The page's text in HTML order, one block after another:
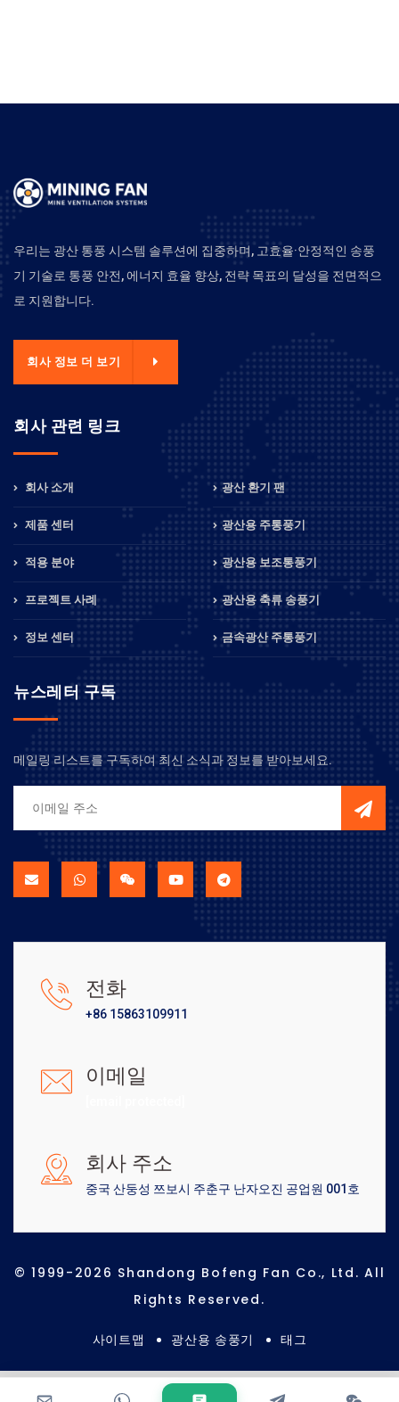
우리는 광산 통풍 시스템 솔루션에 집중하며, 고효율·안정적인 송풍
기 기술로 통풍 안전, 에너지 효율 향상, 전략 목표의 달성을 전면적으
로 지원합니다.
회사 정보 더 보기
회사 관련 링크
회사 소개
제품 센터
적용 분야
프로젝트 사례
정보 센터
광산 환기 팬
광산용 주통풍기
광산용 보조통풍기
광산용 축류 송풍기
금속광산 주통풍기
뉴스레터 구독
메일링 리스트를 구독하여 최신 소식과 정보를 받아보세요.
전화
+86 15863109911
이메일
회사 주소
중국 산둥성 쯔보시 주춘구 난자오진 공업원 001호
© 1999-2026 Shandong Bofeng Fan Co., Ltd. All
Rights Reserved.
사이트맵 광산용 송풍기 태그